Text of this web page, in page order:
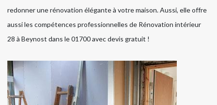
redonner une rénovation élégante à votre maison. Aussi, elle offre
aussi les compétences professionnelles de Rénovation intérieur
28 à Beynost dans le 01700 avec devis gratuit !